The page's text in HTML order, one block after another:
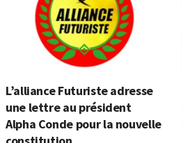
L’alliance Futuriste adresse
une lettre au président
Alpha Conde pour la nouvelle